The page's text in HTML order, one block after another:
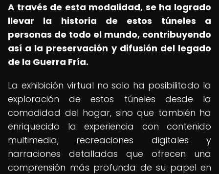
A través de esta modalidad, se ha logrado
llevar la historia de estos túneles a
personas de todo el mundo, contribuyendo
así a la preservación y difusión del legado
de la Guerra Fría.
La exhibición virtual no solo ha posibilitado la
exploración de estos túneles desde la
comodidad del hogar, sino que también ha
enriquecido la experiencia con contenido
multimedia, recreaciones digitales y
narraciones detalladas que ofrecen una
comprensión más profunda de su papel en